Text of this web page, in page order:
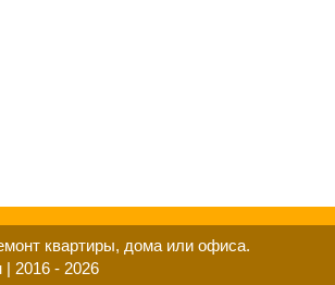
квартиры, дома или офиса.
| 2016 - 2026